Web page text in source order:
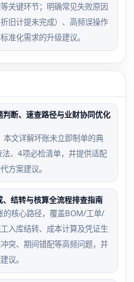
关键环节；明确常见失败原因
旧计提未完成）、高频误操作
准化需求的升级建议。
断、速查路径与业财协同优化
文详解坏账未立即制单的典
、4项必检清单，并提供适配
方案建议。
结转与核算全流程排查指南
的核心路径，覆盖BOM/工单/
入库结转、成本计算及凭证生
突、期间错配等高频问题，并
议。